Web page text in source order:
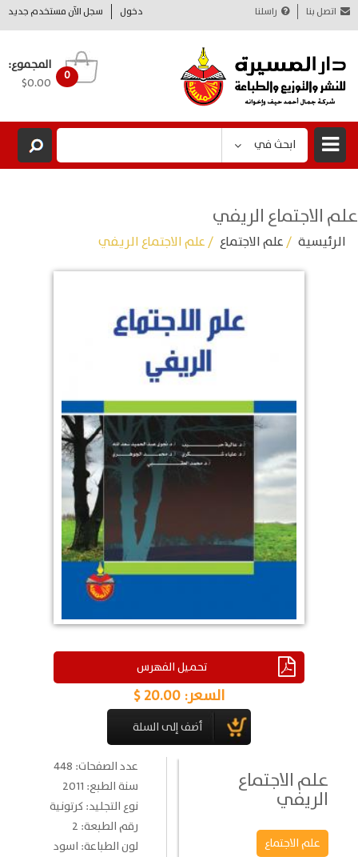
دخول سجل الآن مستخدم جديد اتصل بنا راسلنا
0
المجموع:
$0.00
ابحث في
علم الاجتماع الريفي
الرئيسية /علم الاجتماع / علم الاجتماع الريفي
تحميل الفهرس
السعر: 20.00 $
علم الاجتماع
الريفي
علم الاجتماع
عدد الصفحات: 448
سنة الطبع: 2011
نوع التجليد: كرتونية
رقم الطبعة: 2
لون الطباعة: اسود